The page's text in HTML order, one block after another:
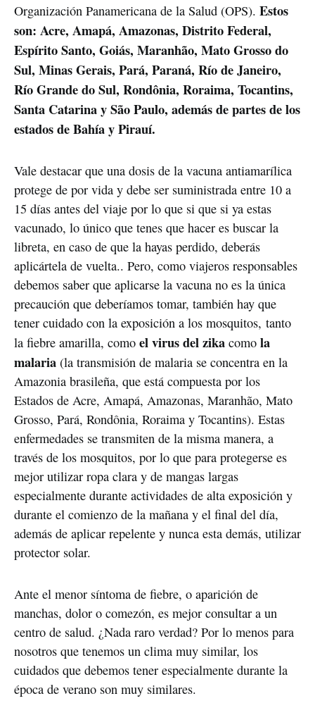
Organización Panamericana de la Salud (OPS). Estos
son: Acre, Amapá, Amazonas, Distrito Federal,
Espírito Santo, Goiás, Maranhão, Mato Grosso do
Sul, Minas Gerais, Pará, Paraná, Río de Janeiro,
Río Grande do Sul, Rondônia, Roraima, Tocantins,
Santa Catarina y São Paulo, además de partes de los
estados de Bahía y Pirauí.
Vale destacar que una dosis de la vacuna antiamarílica
protege de por vida y debe ser suministrada entre 10 a
15 días antes del viaje por lo que si que si ya estas
vacunado, lo único que tenes que hacer es buscar la
libreta, en caso de que la hayas perdido, deberás
aplicártela de vuelta.. Pero, como viajeros responsables
debemos saber que aplicarse la vacuna no es la única
precaución que deberíamos tomar, también hay que
tener cuidado con la exposición a los mosquitos, tanto
la fiebre amarilla, como el virus del zika como la
malaria (la transmisión de malaria se concentra en la
Amazonia brasileña, que está compuesta por los
Estados de Acre, Amapá, Amazonas, Maranhão, Mato
Grosso, Pará, Rondônia, Roraima y Tocantins). Estas
enfermedades se transmiten de la misma manera, a
través de los mosquitos, por lo que para protegerse es
mejor utilizar ropa clara y de mangas largas
especialmente durante actividades de alta exposición y
durante el comienzo de la mañana y el final del día,
además de aplicar repelente y nunca esta demás, utilizar
protector solar.
Ante el menor síntoma de fiebre, o aparición de
manchas, dolor o comezón, es mejor consultar a un
centro de salud. ¿Nada raro verdad? Por lo menos para
nosotros que tenemos un clima muy similar, los
cuidados que debemos tener especialmente durante la
época de verano son muy similares.